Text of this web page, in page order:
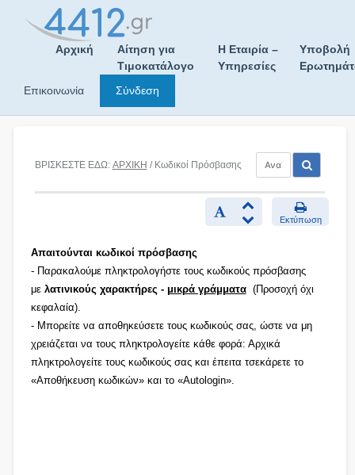
Αρχική
Αίτηση για
Τιμοκατάλογο
Η Εταιρία –
Υπηρεσίες
Υποβολή
Επικοινωνία
Σύνδεση
ΒΡΙΣΚΕΣΤΕ ΕΔΩ: ΑΡΧΙΚΗ / Κωδικοί Πρόσβασης
Εκτύπωση
Απαιτούνται κωδικοί πρόσβασης
- Παρακαλούμε πληκτρολογήστε τους κωδικούς πρόσβασης
με λατινικούς χαρακτήρες - μικρά γράμματα(Προσοχή όχι
κεφαλαία).
- Μπορείτε να αποθηκεύσετε τους κωδικούς σας, ώστε να μη
χρειάζεται να τους πληκτρολογείτε κάθε φορά: Αρχικά
πληκτρολογείτε τους κωδικούς σας και έπειτα τσεκάρετε το
«Αποθήκευση κωδικών» και το «Autologin».